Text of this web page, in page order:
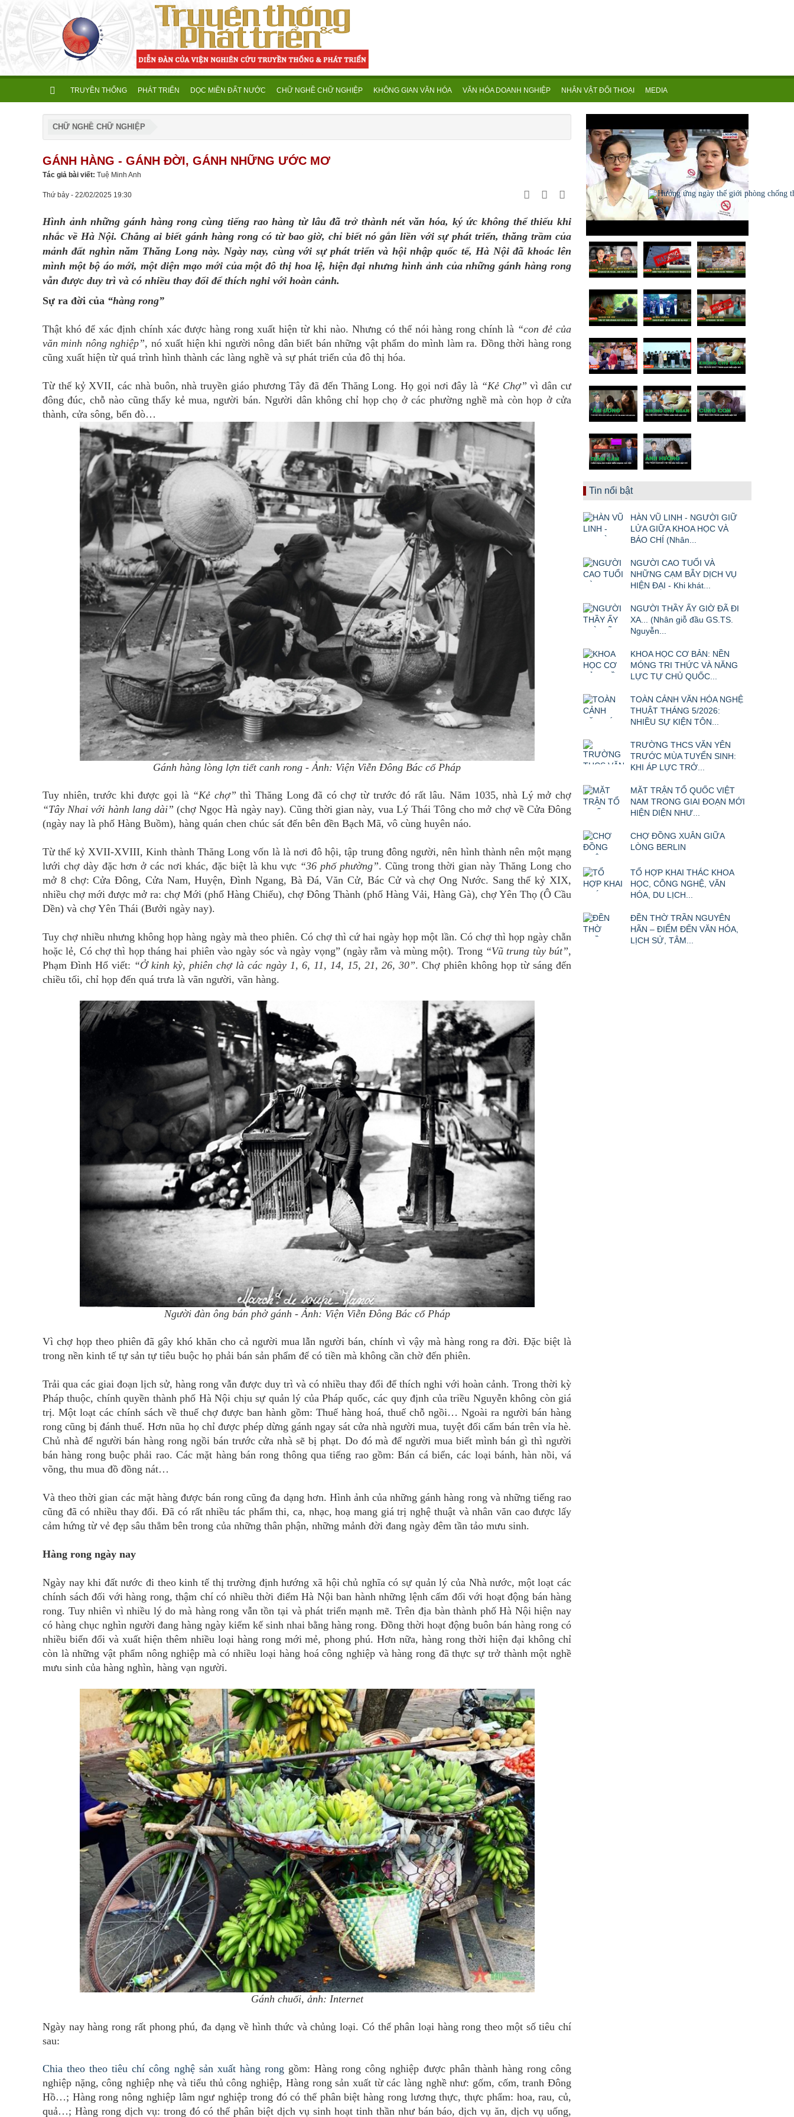
TRUYỀN THỐNG PHÁT TRIỂN DỌC MIỀN ĐẤT NƯỚC CHỮ NGHỀ CHỮ NGHIỆP KHÔNG GIAN VĂN HÓA VĂN HÓA DOANH NGHIỆP NHÂN VẬT ĐỐI THOẠI MEDIA
CHỮ NGHỀ CHỮ NGHIỆP
GÁNH HÀNG - GÁNH ĐỜI, GÁNH NHỮNG ƯỚC MƠ
Tác giả bài viết: Tuệ Minh Anh
Thứ bảy - 22/02/2025 19:30
Hình ảnh những gánh hàng rong cùng tiếng rao hàng từ lâu đã trở thành nét văn hóa, ký ức không thể thiếu khi
nhắc về Hà Nội. Chẳng ai biết gánh hàng rong có từ bao giờ, chỉ biết nó gắn liền với sự phát triển, thăng trầm của
mảnh đất nghìn năm Thăng Long này. Ngày nay, cùng với sự phát triển và hội nhập quốc tế, Hà Nội đã khoác lên
mình một bộ áo mới, một diện mạo mới của một đô thị hoa lệ, hiện đại nhưng hình ảnh của những gánh hàng rong
vẫn được duy trì và có nhiều thay đổi để thích nghi với hoàn cảnh.
Sự ra đời của “hàng rong”
Thật khó để xác định chính xác được hàng rong xuất hiện từ khi nào. Nhưng có thể nói hàng rong chính là “con đẻ của
văn minh nông nghiệp”, nó xuất hiện khi người nông dân biết bán những vật phẩm do mình làm ra. Đồng thời hàng rong
cũng xuất hiện từ quá trình hình thành các làng nghề và sự phát triển của đô thị hóa.
Từ thế kỷ XVII, các nhà buôn, nhà truyền giáo phương Tây đã đến Thăng Long. Họ gọi nơi đây là “Kẻ Chợ” vì dân cư
đông đúc, chỗ nào cũng thấy kẻ mua, người bán. Người dân không chỉ họp chọ ở các phường nghề mà còn họp ở cửa
thành, cửa sông, bến đò…
Gánh hàng lòng lợn tiết canh rong - Ảnh: Viện Viễn Đông Bác cổ Pháp
Tuy nhiên, trước khi được gọi là “Kẻ chợ” thì Thăng Long đã có chợ từ trước đó rất lâu. Năm 1035, nhà Lý mở chợ
“Tây Nhai với hành lang dài” (chợ Ngọc Hà ngày nay). Cũng thời gian này, vua Lý Thái Tông cho mở chợ về Cửa Đông
(ngày nay là phố Hàng Buồm), hàng quán chen chúc sát đến bên đền Bạch Mã, vô cùng huyên náo.
Từ thế kỷ XVII-XVIII, Kinh thành Thăng Long vốn là là nơi đô hội, tập trung đông người, nên hình thành nên một mạng
lưới chợ dày đặc hơn ở các nơi khác, đặc biệt là khu vực “36 phố phường”. Cũng trong thời gian này Thăng Long cho
mở 8 chợ: Cửa Đông, Cửa Nam, Huyện, Đình Ngang, Bà Đá, Văn Cử, Bác Cử và chợ Ong Nước. Sang thế kỷ XIX,
nhiều chợ mới được mở ra: chợ Mới (phố Hàng Chiếu), chợ Đông Thành (phố Hàng Vải, Hàng Gà), chợ Yên Thọ (Ô Cầu
Dền) và chợ Yên Thái (Bưởi ngày nay).
Tuy chợ nhiều nhưng không họp hàng ngày mà theo phiên. Có chợ thì cứ hai ngày họp một lần. Có chợ thì họp ngày chẵn
hoặc lẻ, Có chợ thì họp tháng hai phiên vào ngày sóc và ngày vọng” (ngày rằm và mùng một). Trong “Vũ trung tùy bút”,
Phạm Đình Hổ viết: “Ở kinh kỳ, phiên chợ là các ngày 1, 6, 11, 14, 15, 21, 26, 30”. Chợ phiên không họp từ sáng đến
chiều tối, chỉ họp đến quá trưa là vãn người, vãn hàng.
Người đàn ông bán phở gánh - Ảnh: Viện Viễn Đông Bác cổ Pháp
Vì chợ họp theo phiên đã gây khó khăn cho cả người mua lẫn người bán, chính vì vậy mà hàng rong ra đời. Đặc biệt là
trong nền kinh tế tự sản tự tiêu buộc họ phải bán sản phẩm để có tiền mà không cần chờ đến phiên.
Trải qua các giai đoạn lịch sử, hàng rong vẫn được duy trì và có nhiều thay đổi để thích nghi với hoàn cảnh. Trong thời kỳ
Pháp thuộc, chính quyền thành phố Hà Nội chịu sự quản lý của Pháp quốc, các quy định của triều Nguyễn không còn giá
trị. Một loạt các chính sách về thuế chợ được ban hành gồm: Thuế hàng hoá, thuế chỗ ngồi… Ngoài ra người bán hàng
rong cũng bị đánh thuế. Hơn nũa họ chỉ được phép dừng gánh ngay sát cửa nhà người mua, tuyệt đối cấm bán trên vỉa hè.
Chủ nhà để người bán hàng rong ngồi bán trước cửa nhà sẽ bị phạt. Do đó mà để người mua biết mình bán gì thì người
bán hàng rong buộc phải rao. Các mặt hàng bán rong thông qua tiếng rao gồm: Bán cá biển, các loại bánh, hàn nồi, vá
võng, thu mua đồ đồng nát…
Và theo thời gian các mặt hàng được bán rong cũng đa dạng hơn. Hình ảnh của những gánh hàng rong và những tiếng rao
cũng đã có nhiều thay đổi. Đã có rất nhiều tác phẩm thi, ca, nhạc, hoạ mang giá trị nghệ thuật và nhân văn cao được lấy
cảm hứng từ vẻ đẹp sâu thẳm bên trong của những thân phận, những mảnh đời đang ngày đêm tần tảo mưu sinh.
Hàng rong ngày nay
Ngày nay khi đất nước đi theo kinh tế thị trường định hướng xã hội chủ nghĩa có sự quản lý của Nhà nước, một loạt các
chính sách đối với hàng rong, thậm chí có nhiều thời điểm Hà Nội ban hành những lệnh cấm đối với hoạt động bán hàng
rong. Tuy nhiên vì nhiều lý do mà hàng rong vẫn tồn tại và phát triển mạnh mẽ. Trên địa bàn thành phố Hà Nội hiện nay
có hàng chục nghìn người đang hàng ngày kiếm kế sinh nhai bằng hàng rong. Đồng thời hoạt động buôn bán hàng rong có
nhiều biến đổi và xuất hiện thêm nhiều loại hàng rong mới mẻ, phong phú. Hơn nữa, hàng rong thời hiện đại không chỉ
còn là những vật phẩm nông nghiệp mà có nhiều loại hàng hoá công nghiệp và hàng rong đã thực sự trở thành một nghề
mưu sinh của hàng nghìn, hàng vạn người.
Gánh chuối, ảnh: Internet
Ngày nay hàng rong rất phong phú, đa dạng về hình thức và chủng loại. Có thể phân loại hàng rong theo một số tiêu chí
sau:
Chia theo theo tiêu chí công nghệ sản xuất hàng rong gồm: Hàng rong công nghiệp được phân thành hàng rong công
nghiệp nặng, công nghiệp nhẹ và tiểu thủ công nghiệp, Hàng rong sản xuất từ các làng nghề như: gốm, cốm, tranh Đông
Hồ…; Hàng rong nông nghiệp lâm ngư nghiệp trong đó có thể phân biệt hàng rong lương thực, thực phẩm: hoa, rau, củ,
quả…; Hàng rong dịch vụ: trong đó có thể phân biệt dịch vụ sinh hoạt tinh thần như bán báo, dịch vụ ăn, dịch vụ uống,
Tin nổi bật
HÀN VŨ LINH - NGƯỜI GIỮ
LỬA GIỮA KHOA HỌC VÀ
BÁO CHÍ (Nhân...
NGƯỜI CAO TUỔI VÀ
NHỮNG CẠM BẪY DỊCH VỤ
HIỆN ĐẠI - Khi khát...
NGƯỜI THẦY ẤY GIỜ ĐÃ ĐI
XA... (Nhân giỗ đầu GS.TS.
Nguyễn...
KHOA HỌC CƠ BẢN: NỀN
MÓNG TRI THỨC VÀ NĂNG
LỰC TỰ CHỦ QUỐC...
TOÀN CẢNH VĂN HÓA NGHỆ
THUẬT THÁNG 5/2026:
NHIỀU SỰ KIỆN TÔN...
TRƯỜNG THCS VĂN YÊN
TRƯỚC MÙA TUYỂN SINH:
KHI ÁP LỰC TRỞ...
MẶT TRẬN TỔ QUỐC VIỆT
NAM TRONG GIAI ĐOẠN MỚI
HIỆN DIỆN NHƯ...
CHỢ ĐỒNG XUÂN GIỮA
LÒNG BERLIN
TỔ HỢP KHAI THÁC KHOA
HỌC, CÔNG NGHỆ, VĂN
HÓA, DU LỊCH...
ĐỀN THỜ TRẦN NGUYÊN
HÃN – ĐIỂM ĐẾN VĂN HÓA,
LỊCH SỬ, TÂM...